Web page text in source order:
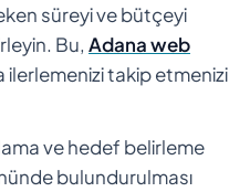
süreyi ve bütçeyi
Bu, Adana web
ilerlemenizi takip etmenizi
ve hedef belirleme
bulundurulması